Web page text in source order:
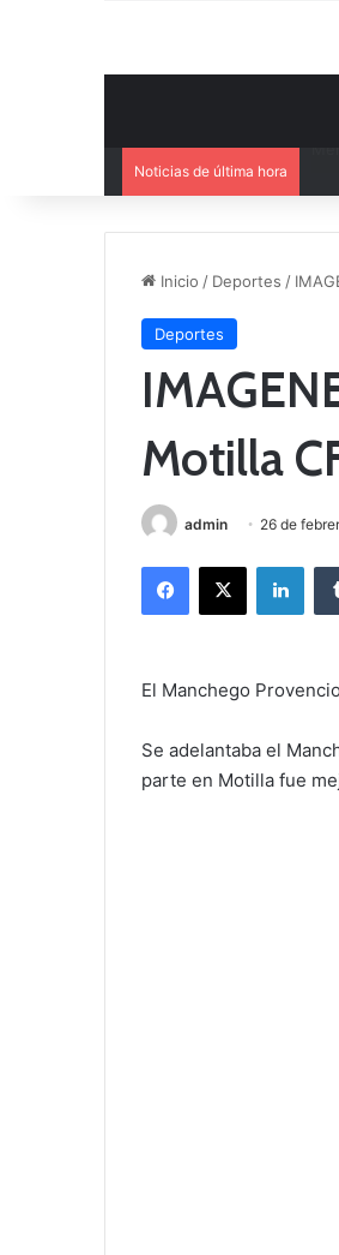
Noticias de última hora
Inicio / Deportes /
Deportes
Motilla
admin 26 de
El Manchego
Se adelantaba el
parte en Motilla fue